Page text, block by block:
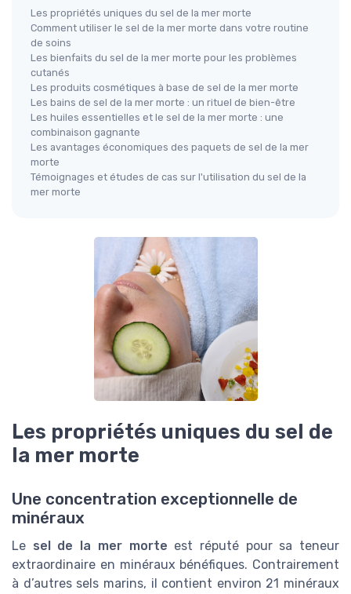
Les propriétés uniques du sel de la mer morte
Comment utiliser le sel de la mer morte dans votre routine
de soins
Les bienfaits du sel de la mer morte pour les problèmes
cutanés
Les produits cosmétiques à base de sel de la mer morte
Les bains de sel de la mer morte : un rituel de bien-être
Les huiles essentielles et le sel de la mer morte : une
combinaison gagnante
Les avantages économiques des paquets de sel de la mer
morte
Témoignages et études de cas sur l'utilisation du sel de la
mer morte
Les propriétés uniques du sel de
la mer morte
Une concentration exceptionnelle de
minéraux
Le sel de la mer morte est réputé pour sa teneur
extraordinaire en minéraux bénéfiques. Contrairement
à d’autres sels marins, il contient environ 21 minéraux